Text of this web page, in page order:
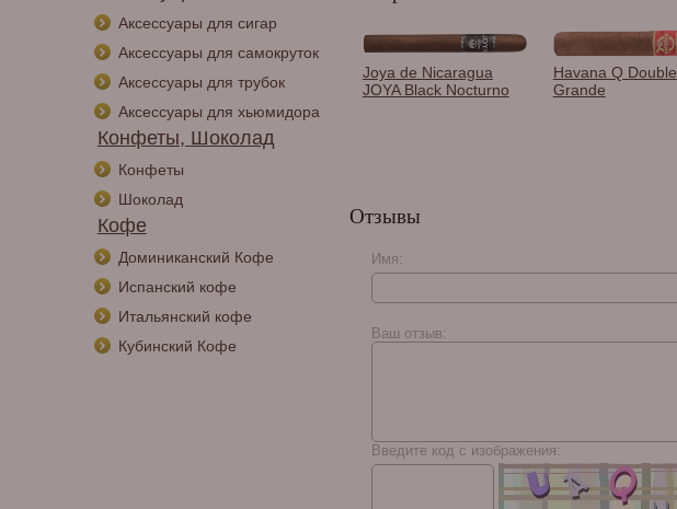
Аксессуары для сигар
Аксессуары для самокруток
Аксессуары для трубок
Аксессуары для хьюмидора
Конфеты, Шоколад
Конфеты
Шоколад
Кофе
Доминиканский Кофе
Испанский кофе
Итальянский кофе
Кубинский Кофе
Joya de Nicaragua
JOYA Black Nocturno
Havana Q Double
Grande
Отзывы
Имя:
Ваш отзыв:
Введите код с изображения: